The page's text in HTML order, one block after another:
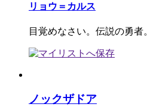
リョウ＝カルス
目覚めなさい。伝説の勇者。
ノックザドア